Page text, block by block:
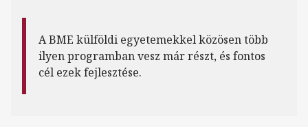
A BME külföldi egyetemekkel közösen több
ilyen programban vesz már részt, és fontos
cél ezek fejlesztése.